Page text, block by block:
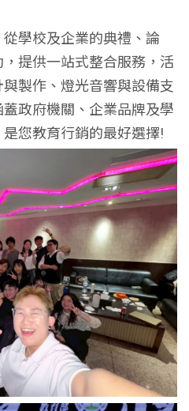
學校及企業的典禮、論
提供一站式整合服務，活
製作、燈光音響與設備支
政府機關、企業品牌及學
您教育行銷的最好選擇!